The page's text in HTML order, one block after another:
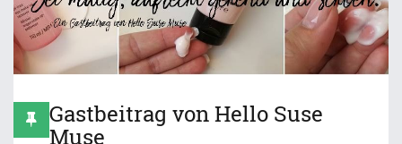
Gastbeitrag von Hello Suse
Muse